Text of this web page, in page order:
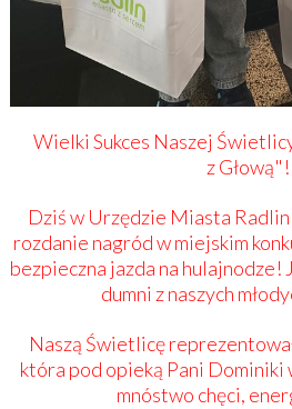
Wielki Sukces Naszej
z Głową"!
​Dziś w Urzędzie Miasta Radlin
rozdanie nagród w miejskim
bezpieczna jazda na hulajnodze!
dumni z naszych
​Naszą Świetlicę
która pod opieką Pani Dominiki
mnóstwo chęci,